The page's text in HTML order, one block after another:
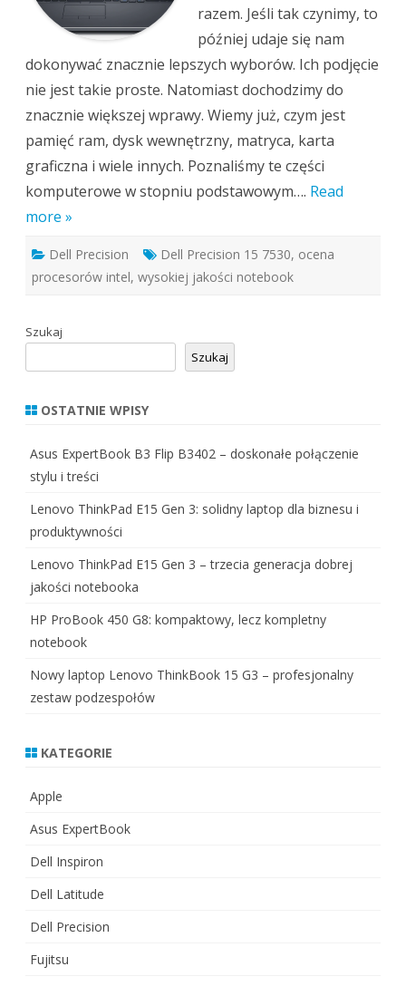
razem. Jeśli tak czynimy, to
później udaje się nam
dokonywać znacznie lepszych wyborów. Ich podjęcie
nie jest takie proste. Natomiast dochodzimy do
znacznie większej wprawy. Wiemy już, czym jest
pamięć ram, dysk wewnętrzny, matryca, karta
graficzna i wiele innych. Poznaliśmy te części
komputerowe w stopniu podstawowym…. Read
more »
Dell Precision Dell Precision 15 7530, ocena
procesorów intel, wysokiej jakości notebook
Szukaj
Szukaj
OSTATNIE WPISY
Asus ExpertBook B3 Flip B3402 – doskonałe połączenie
stylu i treści
Lenovo ThinkPad E15 Gen 3: solidny laptop dla biznesu i
produktywności
Lenovo ThinkPad E15 Gen 3 – trzecia generacja dobrej
jakości notebooka
HP ProBook 450 G8: kompaktowy, lecz kompletny
notebook
Nowy laptop Lenovo ThinkBook 15 G3 – profesjonalny
zestaw podzespołów
KATEGORIE
Apple
Asus ExpertBook
Dell Inspiron
Dell Latitude
Dell Precision
Fujitsu